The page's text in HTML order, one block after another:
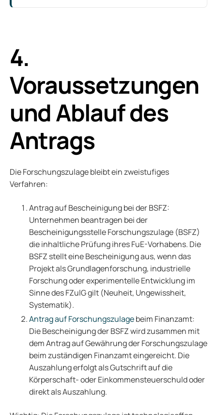
4.
Voraussetzungen
und Ablauf des
Antrags
Die Forschungszulage bleibt ein zweistufiges
Verfahren:
Antrag auf Bescheinigung bei der BSFZ:
Unternehmen beantragen bei der
Bescheinigungsstelle Forschungszulage (BSFZ)
die inhaltliche Prüfung ihres FuE-Vorhabens. Die
BSFZ stellt eine Bescheinigung aus, wenn das
Projekt als Grundlagenforschung, industrielle
Forschung oder experimentelle Entwicklung im
Sinne des FZulG gilt (Neuheit, Ungewissheit,
Systematik).
Antrag auf Forschungszulagebeim Finanzamt:
Die Bescheinigung der BSFZ wird zusammen mit
dem Antrag auf Gewährung der Forschungszulage
beim zuständigen Finanzamt eingereicht. Die
Auszahlung erfolgt als Gutschrift auf die
Körperschaft- oder Einkommensteuerschuld oder
direkt als Auszahlung.